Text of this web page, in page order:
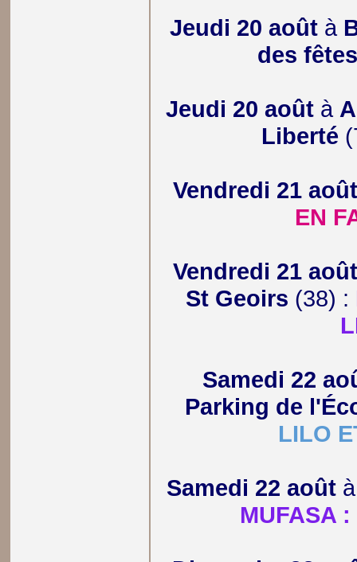
Jeudi 20 août à
des fêtes
Jeudi 20 août à
Liberté
Vendredi 21 août
EN
Vendredi 21 août
St Geoirs (38) :
Samedi 22
Parking de
LILO
Samedi 22 août
MUFASA